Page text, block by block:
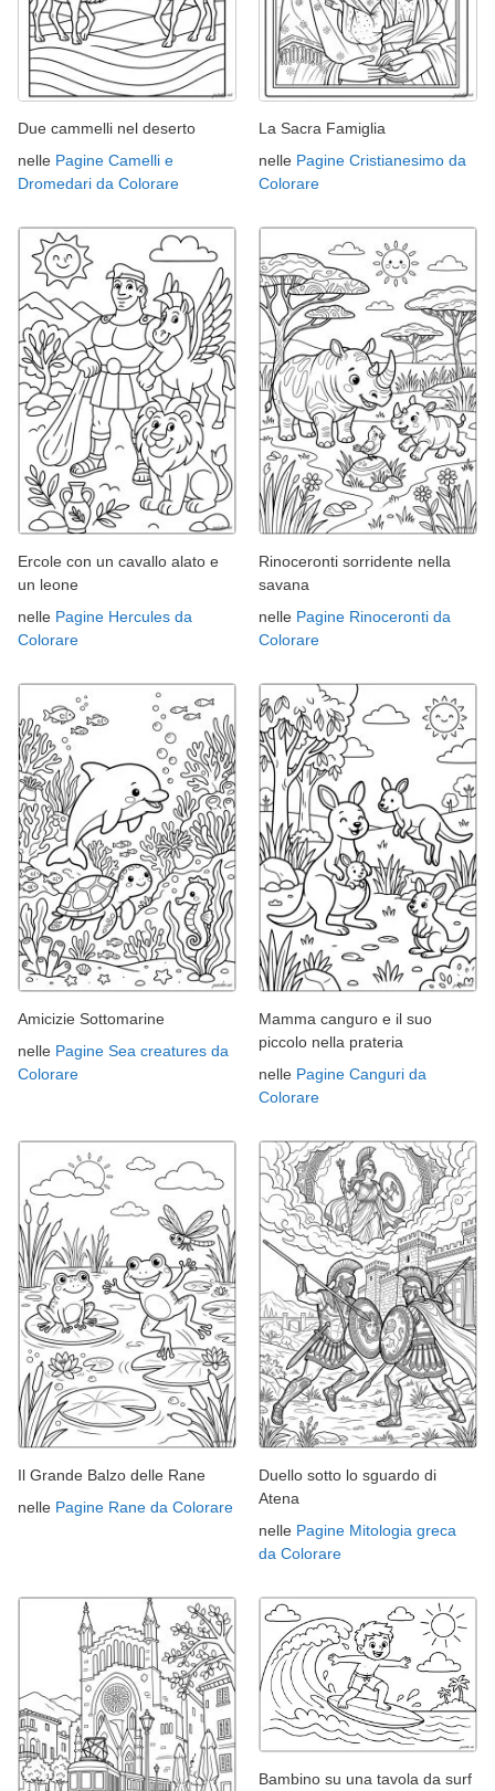
Due cammelli nel deserto
nelle Pagine Camelli e
Dromedari da Colorare
La Sacra Famiglia
nelle Pagine Cristianesimo da
Colorare
Ercole con un cavallo alato e
un leone
nelle Pagine Hercules da
Colorare
Rinoceronti sorridente nella
savana
nelle Pagine Rinoceronti da
Colorare
Amicizie Sottomarine
nelle Pagine Sea creatures da
Colorare
Mamma canguro e il suo
piccolo nella prateria
nelle Pagine Canguri da
Colorare
Il Grande Balzo delle Rane
nelle Pagine Rane da Colorare
Duello sotto lo sguardo di
Atena
nelle Pagine Mitologia greca
da Colorare
Bambino su una tavola da surf